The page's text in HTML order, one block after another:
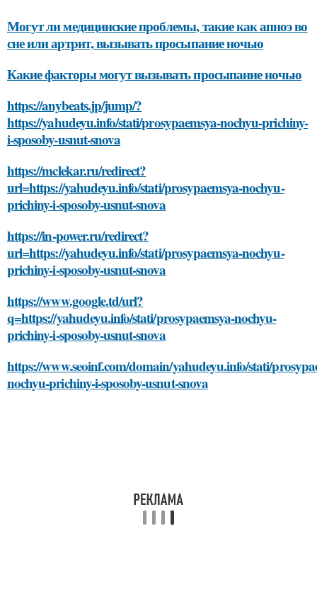
Могут ли медицинские проблемы, такие как апноэ во
сне или артрит, вызывать просыпание ночью
Какие факторы могут вызывать просыпание ночью
https://anybeats.jp/jump/?
https://yahudeyu.info/stati/prosypaemsya-nochyu-prichiny-
i-sposoby-usnut-snova
https://mclekar.ru/redirect?
url=https://yahudeyu.info/stati/prosypaemsya-nochyu-
prichiny-i-sposoby-usnut-snova
https://in-power.ru/redirect?
url=https://yahudeyu.info/stati/prosypaemsya-nochyu-
prichiny-i-sposoby-usnut-snova
https://www.google.td/url?
q=https://yahudeyu.info/stati/prosypaemsya-nochyu-
prichiny-i-sposoby-usnut-snova
https://www.seoinf.com/domain/yahudeyu.info/stati/
nochyu-prichiny-i-sposoby-usnut-snova